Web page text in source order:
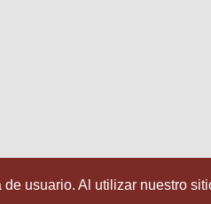
usuario. Al utilizar nuestro